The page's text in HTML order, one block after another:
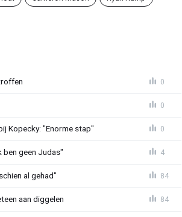
0
0
Kopecky: "Enorme stap" 0
ben geen Judas" 4
al gehad" 84
aan diggelen 84